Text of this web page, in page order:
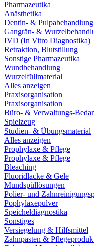
Pharmazeutika
Anästhetika
Dentin- & Pulpabehandlung
Gangrän- &
IVD (In Vitro Diagnostika)
Retraktion, Blutstillung
Sonstige Pharmazeutika
Wundbehandlung
Wurzelfüllmaterial
Alles anzeigen
Praxisorganisation
Praxisorganisation
Büro- & Verwaltungs-
Spielzeug
Studien- & Übungsmaterial
Alles anzeigen
Prophylaxe & Pflege
Prophylaxe & Pflege
Bleaching
Fluoridlacke & Gele
Mundspüllösungen
Polier- und
Pophylaxepulver
Speicheldiagnostika
Sonstiges
Versiegelung & Hilfsmittel
Zahnpasten &